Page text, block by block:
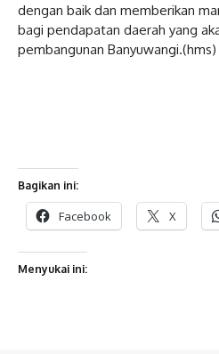
dengan baik dan memberikan
bagi pendapatan daerah yang
pembangunan Banyuwangi.(hms)
Bagikan ini:
Facebook X
Menyukai ini: